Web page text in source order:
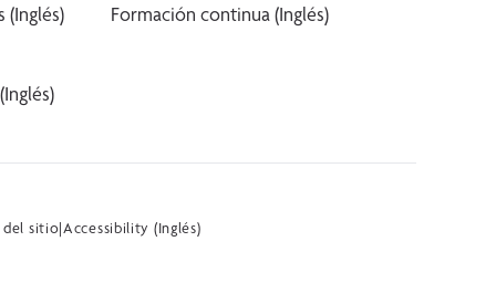
Formación continua (Inglés)
del sitio|Accessibility (Inglés)